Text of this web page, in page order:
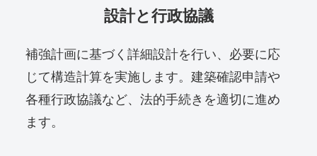
設計と行政協議
補強計画に基づく詳細設計を行い、必要に応
じて構造計算を実施します。建築確認申請や
各種行政協議など、法的手続きを適切に進め
ます。